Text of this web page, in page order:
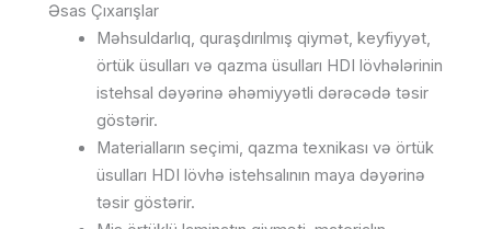
Əsas Çıxarışlar
Məhsuldarlıq, quraşdırılmış qiymət, keyfiyyət,
örtük üsulları və qazma üsulları HDI lövhələrinin
istehsal dəyərinə əhəmiyyətli dərəcədə təsir
göstərir.
Materialların seçimi, qazma texnikası və örtük
üsulları HDI lövhə istehsalının maya dəyərinə
təsir göstərir.